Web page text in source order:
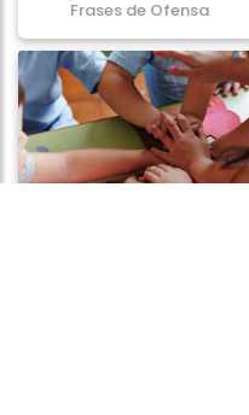
Frases de Ofensa